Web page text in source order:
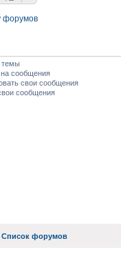
форумов
темы
на сообщения
свои сообщения
сообщения
Список форумов